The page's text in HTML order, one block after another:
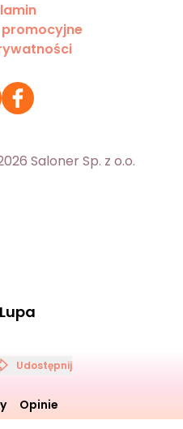
promocyjne
Saloner Sp. z o.o.
Udostępnij
Opinie